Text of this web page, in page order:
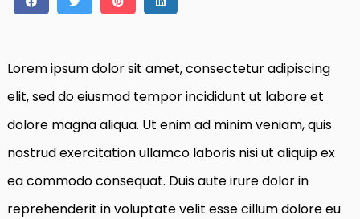
Lorem ipsum dolor sit amet, consectetur adipiscing
elit, sed do eiusmod tempor incididunt ut labore et
dolore magna aliqua. Ut enim ad minim veniam, quis
nostrud exercitation ullamco laboris nisi ut aliquip ex
ea commodo consequat. Duis aute irure dolor in
reprehenderit in voluptate velit esse cillum dolore eu